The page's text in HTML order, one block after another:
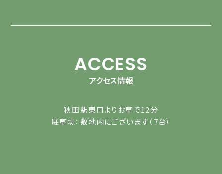
ACCESS
アクセス情報
秋田駅東口よりお車で12分
駐車場：敷地内にございます（7台）